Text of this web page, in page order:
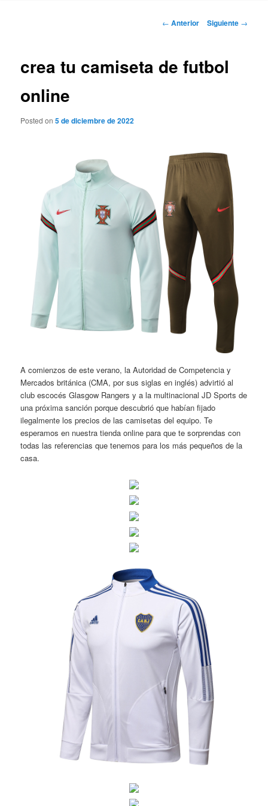
Navegación
← Anterior Siguiente →
crea tu camiseta de futbol
online
Posted on5 de diciembre de 2022
A comienzos de este verano, la Autoridad de Competencia y
Mercados británica (CMA, por sus siglas en inglés) advirtió al
club escocés Glasgow Rangers y a la multinacional JD Sports de
una próxima sanción porque descubrió que habían fijado
ilegalmente los precios de las camisetas del equipo. Te
esperamos en nuestra tienda online para que te sorprendas con
todas las referencias que tenemos para los más pequeños de la
casa.